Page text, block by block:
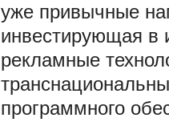
уже привычные
инвестирующая в
рекламные
программного